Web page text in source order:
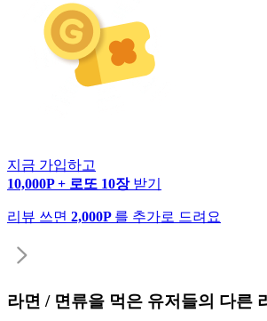
지금 가입하고
10,000P + 로또 10장 받기
리뷰 쓰면 2,000P 를 추가로 드려요
라면 / 면류을 먹은 유저들의 다른